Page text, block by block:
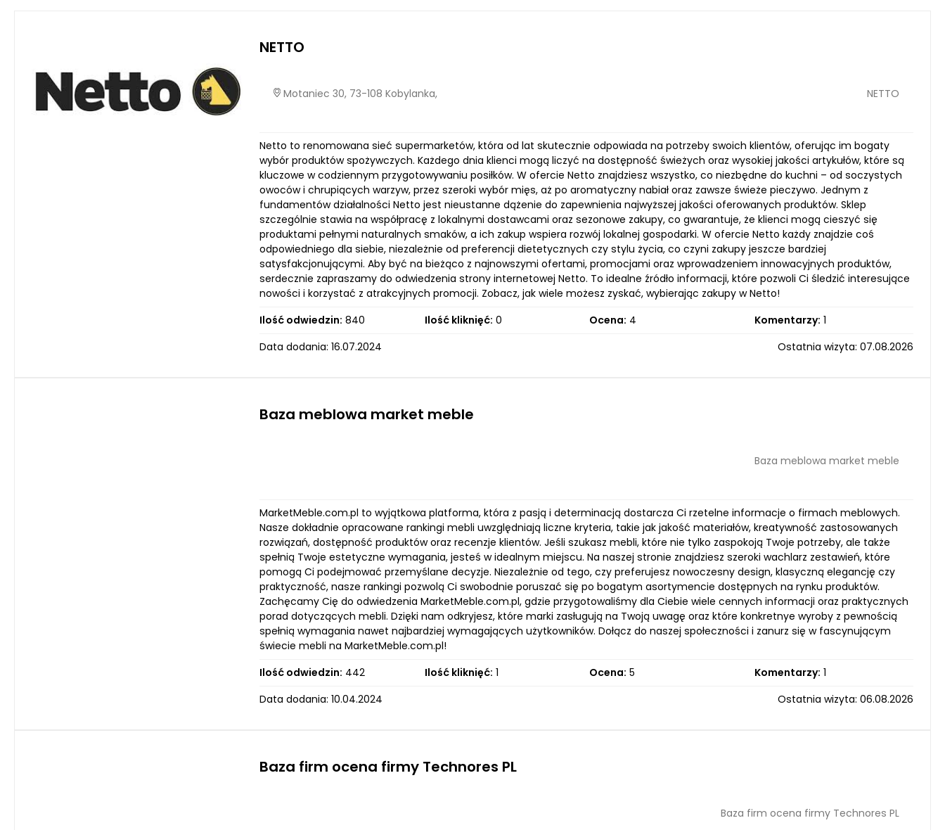
NETTO
Motaniec 30, 73-108 Kobylanka, NETTO
Netto to renomowana sieć supermarketów, która od lat skutecznie odpowiada na potrzeby swoich klientów, oferując im bogaty
wybór produktów spożywczych. Każdego dnia klienci mogą liczyć na dostępność świeżych oraz wysokiej jakości artykułów, które są
kluczowe w codziennym przygotowywaniu posiłków. W ofercie Netto znajdziesz wszystko, co niezbędne do kuchni – od soczystych
owoców i chrupiących warzyw, przez szeroki wybór mięs, aż po aromatyczny nabiał oraz zawsze świeże pieczywo. Jednym z
fundamentów działalności Netto jest nieustanne dążenie do zapewnienia najwyższej jakości oferowanych produktów. Sklep
szczególnie stawia na współpracę z lokalnymi dostawcami oraz sezonowe zakupy, co gwarantuje, że klienci mogą cieszyć się
produktami pełnymi naturalnych smaków, a ich zakup wspiera rozwój lokalnej gospodarki. W ofercie Netto każdy znajdzie coś
odpowiedniego dla siebie, niezależnie od preferencji dietetycznych czy stylu życia, co czyni zakupy jeszcze bardziej
satysfakcjonującymi. Aby być na bieżąco z najnowszymi ofertami, promocjami oraz wprowadzeniem innowacyjnych produktów,
serdecznie zapraszamy do odwiedzenia strony internetowej Netto. To idealne źródło informacji, które pozwoli Ci śledzić interesujące
nowości i korzystać z atrakcyjnych promocji. Zobacz, jak wiele możesz zyskać, wybierając zakupy w Netto!
Ilość odwiedzin: 840 Ilość kliknięć: 0 Ocena: 4 Komentarzy: 1
Data dodania: 16.07.2024
Ostatnia wizyta: 07.08.2026
Baza meblowa market meble
Baza meblowa market meble
MarketMeble.com.pl to wyjątkowa platforma, która z pasją i determinacją dostarcza Ci rzetelne informacje o firmach meblowych.
Nasze dokładnie opracowane rankingi mebli uwzględniają liczne kryteria, takie jak jakość materiałów, kreatywność zastosowanych
rozwiązań, dostępność produktów oraz recenzje klientów. Jeśli szukasz mebli, które nie tylko zaspokoją Twoje potrzeby, ale także
spełnią Twoje estetyczne wymagania, jesteś w idealnym miejscu. Na naszej stronie znajdziesz szeroki wachlarz zestawień, które
pomogą Ci podejmować przemyślane decyzje. Niezależnie od tego, czy preferujesz nowoczesny design, klasyczną elegancję czy
praktyczność, nasze rankingi pozwolą Ci swobodnie poruszać się po bogatym asortymencie dostępnych na rynku produktów.
Zachęcamy Cię do odwiedzenia MarketMeble.com.pl, gdzie przygotowaliśmy dla Ciebie wiele cennych informacji oraz praktycznych
porad dotyczących mebli. Dzięki nam odkryjesz, które marki zasługują na Twoją uwagę oraz które konkretnye wyroby z pewnością
spełnią wymagania nawet najbardziej wymagających użytkowników. Dołącz do naszej społeczności i zanurz się w fascynującym
świecie mebli na MarketMeble.com.pl!
Ilość odwiedzin: 442 Ilość kliknięć: 1 Ocena: 5 Komentarzy: 1
Data dodania: 10.04.2024
Ostatnia wizyta: 06.08.2026
Baza firm ocena firmy Technores PL
Baza firm ocena firmy Technores PL